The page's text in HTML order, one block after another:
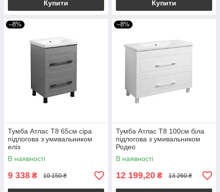
Купити Купити
–8%
Тумба Атлас Т8 65см сіра
підлогова з умивальником
еліз
В наявності
9 338 ₴ 10 150 ₴
–8%
Тумба Атлас Т8 100см біла
підлогова з умивальником
Родео
В наявності
12 199,20 ₴ 13 260 ₴